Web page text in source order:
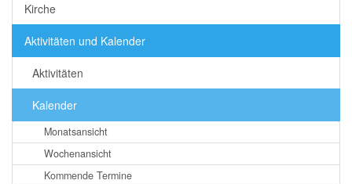
Kirche
Aktivitäten und Kalender
Aktivitäten
Kalender
Monatsansicht
Wochenansicht
Kommende Termine